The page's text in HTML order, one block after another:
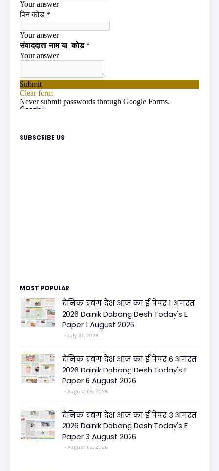
SUBSCRIBE US
MOST POPULAR
दैनिक दबंग देश आज का ई पेपर 1 अगस्त
2026 Dainik Dabang Desh Today's E
Paper 1 August 2026
July 31, 2026
दैनिक दबंग देश आज का ई पेपर 6 अगस्त
2026 Dainik Dabang Desh Today's E
Paper 6 August 2026
August 05, 2026
दैनिक दबंग देश आज का ई पेपर 3 अगस्त
2026 Dainik Dabang Desh Today's E
Paper 3 August 2026
August 02, 2026